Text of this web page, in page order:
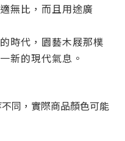
無比，而且用途廣
時代，園藝木屐那樸
新的現代氣息。
同，實際商品顏色可能